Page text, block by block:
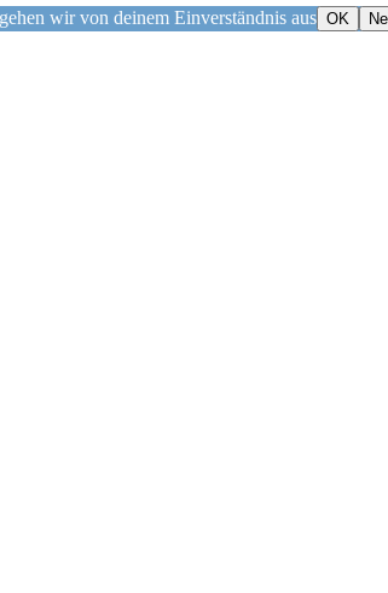
wir von deinem Einverständnis aus OK